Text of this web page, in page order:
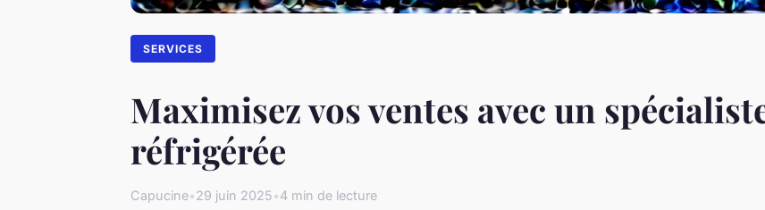
SERVICES
Maximisez vos ventes avec un
réfrigérée
Capucine•29 juin 2025•4 min de lecture